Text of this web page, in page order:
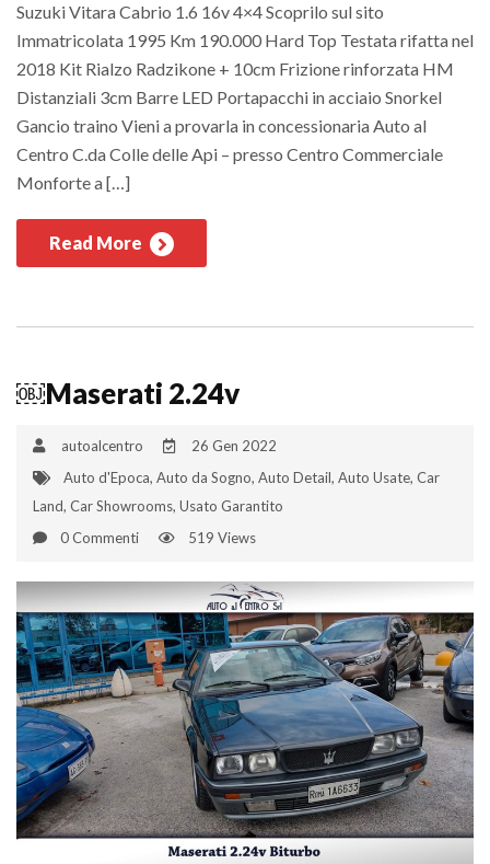
Suzuki Vitara Cabrio 1.6 16v 4×4 Scoprilo sul sito
Immatricolata 1995 Km 190.000 Hard Top Testata rifatta nel
2018 Kit Rialzo Radzikone + 10cm Frizione rinforzata HM
Distanziali 3cm Barre LED Portapacchi in acciaio Snorkel
Gancio traino Vieni a provarla in concessionaria Auto al
Centro C.da Colle delle Api – presso Centro Commerciale
Monforte a […]
Read More
￼Maserati 2.24v
autoalcentro
26 Gen 2022
Auto d'Epoca, Auto da Sogno, Auto Detail, Auto Usate, Car
Land, Car Showrooms, Usato Garantito
0 Commenti
519 Views